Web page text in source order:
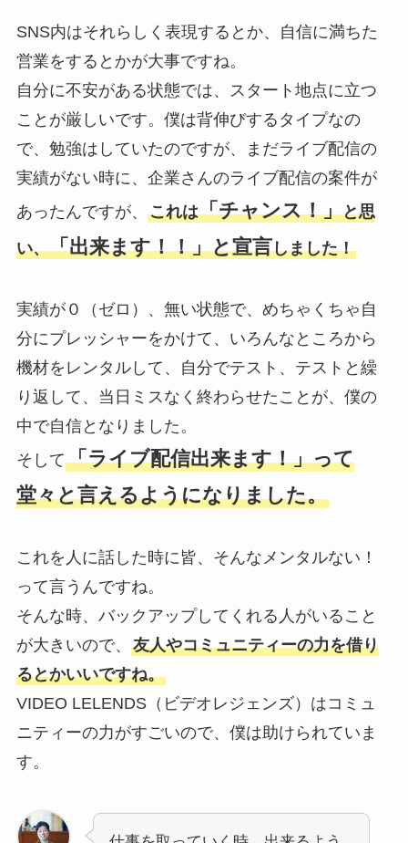
SNS内はそれらしく表現するとか、自信に満ちた
営業をするとかが大事ですね。
自分に不安がある状態では、スタート地点に立つ
ことが厳しいです。僕は背伸びするタイプなの
で、勉強はしていたのですが、まだライブ配信の
実績がない時に、企業さんのライブ配信の案件が
あったんですが、 これは「チャンス！」と思
い、「出来ます！！」と宣言しました！
実績が０（ゼロ）、無い状態で、めちゃくちゃ自
分にプレッシャーをかけて、いろんなところから
機材をレンタルして、自分でテスト、テストと繰
り返して、当日ミスなく終わらせたことが、僕の
中で自信となりました。
そして「ライブ配信出来ます！」って
堂々と言えるようになりました。
これを人に話した時に皆、そんなメンタルない！
って言うんですね。
そんな時、バックアップしてくれる人がいること
が大きいので、 友人やコミュニティーの力を借り
るとかいいですね。
VIDEO LELENDS（ビデオレジェンズ）はコミュ
ニティーの力がすごいので、僕は助けられていま
す。